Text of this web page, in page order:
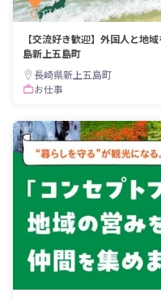
【交流好き歓迎】外国人と地
島新上五島町
長崎県新上五島町
お仕事